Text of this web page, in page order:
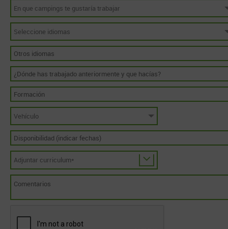
En que campings te gustaría trabajar
Seleccione idiomas
Vehículo
Adjuntar curriculum*